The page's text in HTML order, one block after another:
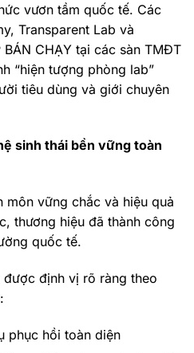
vươn tầm quốc tế. Các
Transparent Lab và
CHẠY tại các sàn TMĐT
“hiện tượng phòng lab”
tiêu dùng và giới chuyên
sinh thái bền vững toàn
môn vững chắc và hiệu quả
thương hiệu đã thành công
quốc tế.
được định vị rõ ràng theo
phục hồi toàn diện